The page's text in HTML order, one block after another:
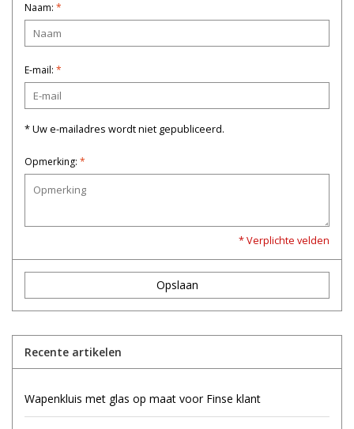
Naam: *
E-mail: *
* Uw e-mailadres wordt niet gepubliceerd.
Opmerking: *
* Verplichte velden
Opslaan
Recente artikelen
Wapenkluis met glas op maat voor Finse klant